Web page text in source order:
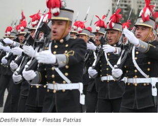
Desfile Militar - Fiestas Patrias